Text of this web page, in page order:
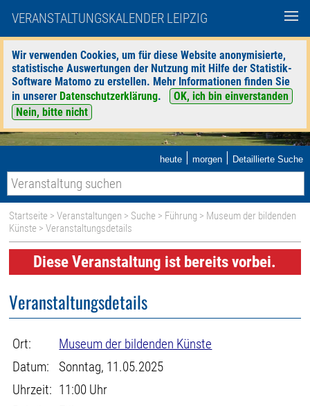
VERANSTALTUNGSKALENDER LEIPZIG
Wir verwenden Cookies, um für diese Website anonymisierte,
statistische Auswertungen der Nutzung mit Hilfe der Statistik-
Software Matomo zu erstellen. Mehr Informationen finden Sie
in unserer Datenschutzerklärung.
OK, ich bin einverstanden
Nein, bitte nicht
heute | morgen | Detaillierte Suche
Startseite >Veranstaltungen > Suche > Führung > Museum der bildenden
Künste > Veranstaltungsdetails
Diese Veranstaltung ist bereits vorbei.
Veranstaltungsdetails
Ort:
Museum der bildenden Künste
Datum:
Sonntag, 11.05.2025
Uhrzeit: 11:00 Uhr